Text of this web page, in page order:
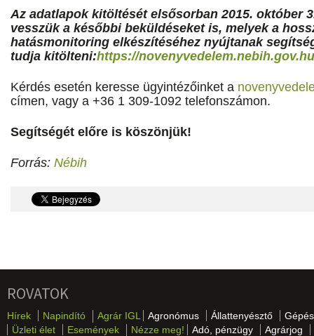
Az adatlapok kitöltését elsősorban 2015. október
vesszük a későbbi beküldéseket is, melyek a
hatásmonitoring elkészítéséhez nyújtanak
tudja kitölteni:https://
Kérdés esetén keresse ügyintézőinket a
címen, vagy a +36 1 309-1092 telefonszámon.
Segítségét előre is köszönjük!
Forrás: Nébih
ROVATOK
Hírek Napindító Agrár IGL Agronómus Állattenyésztő
Üzleti élet
Események Nézze meg! Adó, pénzügy
Agrárjog